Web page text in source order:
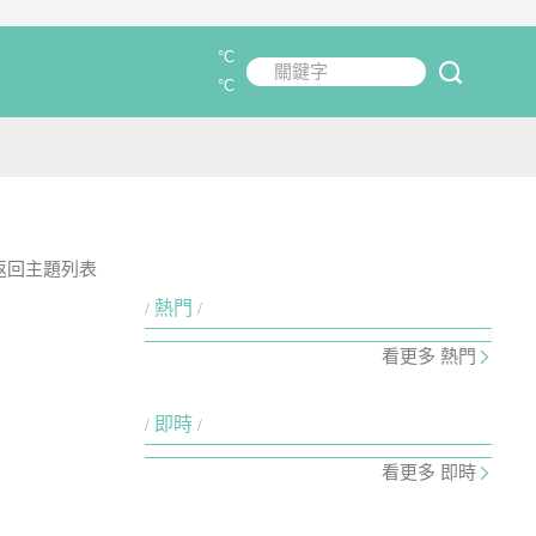
關鍵字
°C
°C
回主題列表
熱門
看更多 熱門
即時
看更多 即時